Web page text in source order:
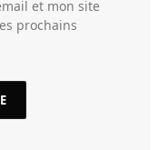
et mon site
prochains